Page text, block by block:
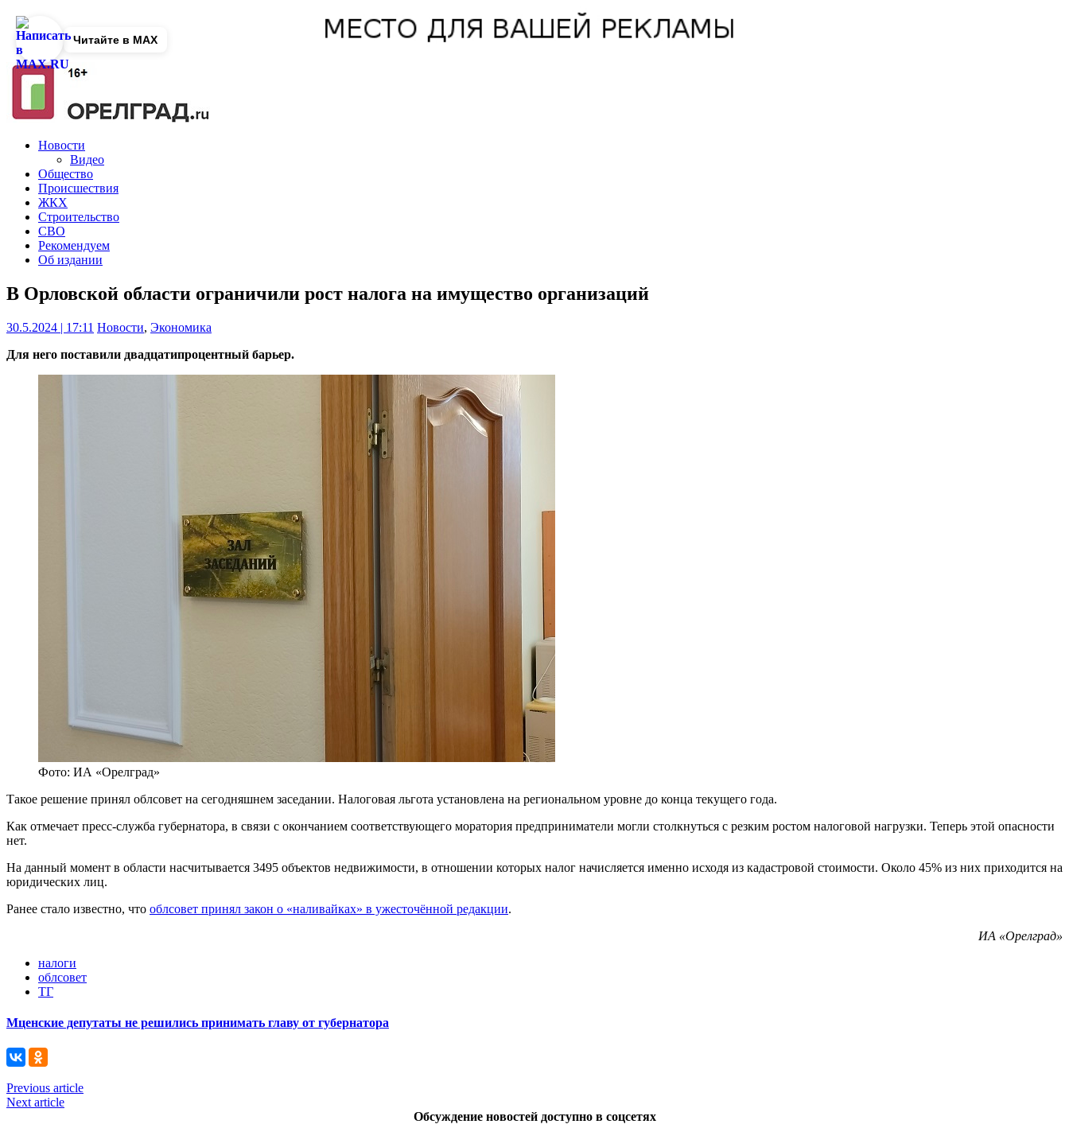
Новости
Видео
Общество
Происшествия
ЖКХ
Строительство
СВО
Рекомендуем
Об издании
В Орловской области ограничили рост налога на имущество организаций
30.5.2024 | 17:11 Новости, Экономика
Для него поставили двадцатипроцентный барьер.
Фото: ИА «Орелград»
Такое решение принял облсовет на сегодняшнем заседании. Налоговая льгота установлена на региональном уровне до конца текущего года.
Как отмечает пресс-служба губернатора, в связи с окончанием соответствующего моратория предприниматели могли столкнуться с резким ростом налоговой нагрузки. Теперь этой опасности
нет.
На данный момент в области насчитывается 3495 объектов недвижимости, в отношении которых налог начисляется именно исходя из кадастровой стоимости. Около 45% из них приходится на
юридических лиц.
Ранее стало известно, что облсовет принял закон о «наливайках» в ужесточённой редакции.
ИА «Орелград»
налоги
облсовет
ТГ
Мценские депутаты не решились принимать главу от губернатора
Previous article
Next article
Обсуждение новостей доступно в соцсетях
Читайте в MAX